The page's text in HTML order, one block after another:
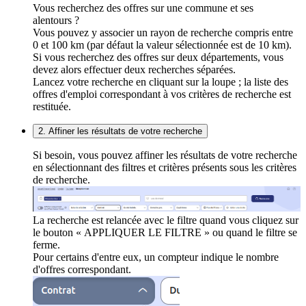
Vous recherchez des offres sur une commune et ses
alentours ?
Vous pouvez y associer un rayon de recherche compris entre
0 et 100 km (par défaut la valeur sélectionnée est de 10 km).
Si vous recherchez des offres sur deux départements, vous
devez alors effectuer deux recherches séparées.
Lancez votre recherche en cliquant sur la loupe ; la liste des
offres d'emploi correspondant à vos critères de recherche est
restituée.
2. Affiner les résultats de votre recherche
Si besoin, vous pouvez affiner les résultats de votre recherche
en sélectionnant des filtres et critères présents sous les critères
de recherche.
La recherche est relancée avec le filtre quand vous cliquez sur
le bouton « APPLIQUER LE FILTRE » ou quand le filtre se
ferme.
Pour certains d'entre eux, un compteur indique le nombre
d'offres correspondant.